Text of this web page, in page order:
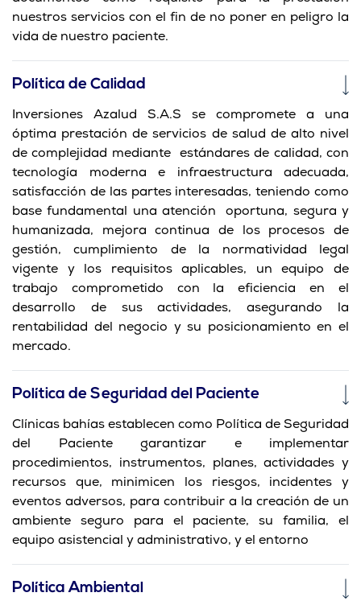
nuestros servicios con el fin de no poner en peligro la
vida de nuestro paciente.
Política de Calidad
Inversiones Azalud S.A.S se compromete a una
óptima prestación de servicios de salud de alto nivel
de complejidad mediante estándares de calidad, con
tecnología moderna e infraestructura adecuada,
satisfacción de las partes interesadas, teniendo como
base fundamental una atención oportuna, segura y
humanizada, mejora continua de los procesos de
gestión, cumplimiento de la normatividad legal
vigente y los requisitos aplicables, un equipo de
trabajo comprometido con la eficiencia en el
desarrollo de sus actividades, asegurando la
rentabilidad del negocio y su posicionamiento en el
mercado.
Política de Seguridad del Paciente
Clínicas bahías establecen como Política de Seguridad
del Paciente garantizar e implementar
procedimientos, instrumentos, planes, actividades y
recursos que, minimicen los riesgos, incidentes y
eventos adversos, para contribuir a la creación de un
ambiente seguro para el paciente, su familia, el
equipo asistencial y administrativo, y el entorno
Política Ambiental